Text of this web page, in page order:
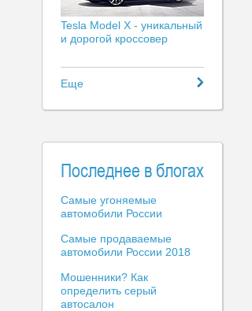
Tesla Model X - уникальный
и дорогой кроссовер
Еще
Последнее в блогах
Самые угоняемые
автомобили России
Самые продаваемые
автомобили России 2018
Мошенники? Как
определить серый
автосалон